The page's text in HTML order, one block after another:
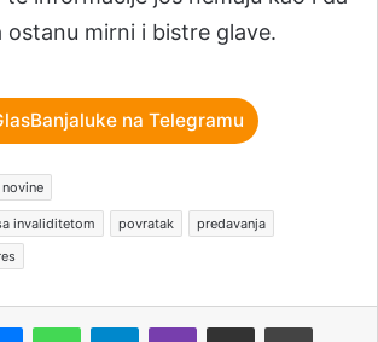
ostanu mirni i bistre glave.
na Telegramu
novine
invaliditetom povratak
predavanja
Telegram